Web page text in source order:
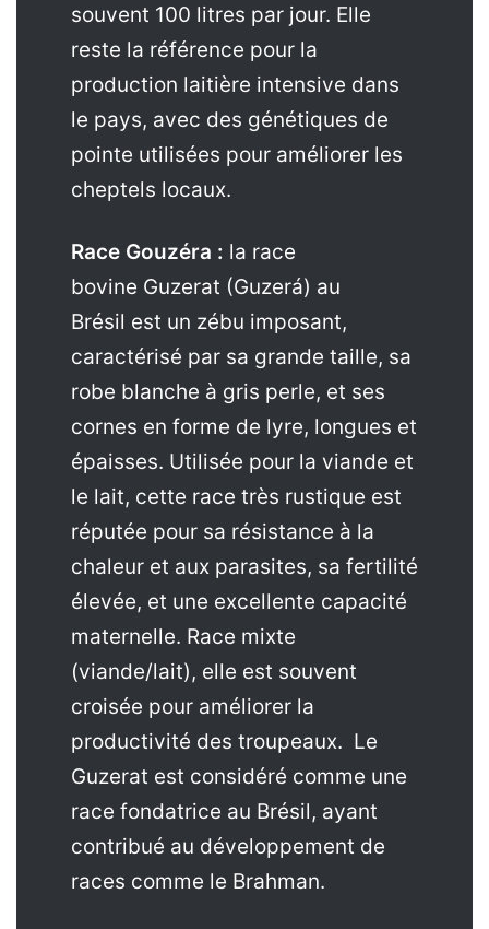
souvent 100 litres par jour. Elle
reste la référence pour la
production laitière intensive dans
le pays, avec des génétiques de
pointe utilisées pour améliorer les
cheptels locaux.
Race Gouzéra : la race
bovine Guzerat (Guzerá) au
Brésil est un zébu imposant,
caractérisé par sa grande taille, sa
robe blanche à gris perle, et ses
cornes en forme de lyre, longues et
épaisses. Utilisée pour la viande et
le lait, cette race très rustique est
réputée pour sa résistance à la
chaleur et aux parasites, sa fertilité
élevée, et une excellente capacité
maternelle. Race mixte
(viande/lait), elle est souvent
croisée pour améliorer la
productivité des troupeaux. Le
Guzerat est considéré comme une
race fondatrice au Brésil, ayant
contribué au développement de
races comme le Brahman.